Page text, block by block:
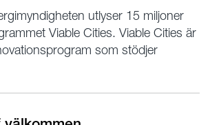
utlyser 15 miljoner
Viable Cities. Viable Cities är
som stödjer